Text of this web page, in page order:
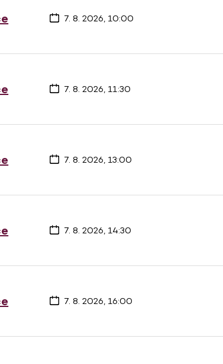
7. 8. 2026, 10:00
7. 8. 2026, 11:30
7. 8. 2026, 13:00
7. 8. 2026, 14:30
7. 8. 2026, 16:00